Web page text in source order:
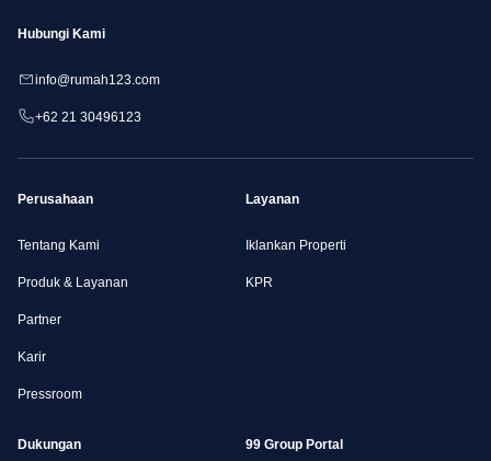
Perusahaan
Tentang Kami
Produk & Layanan
Partner
Karir
Pressroom
Layanan
Iklankan Properti
KPR
Dukungan 99 Group Portal
Hubungi Kami
info@rumah123.com
+62 21 30496123